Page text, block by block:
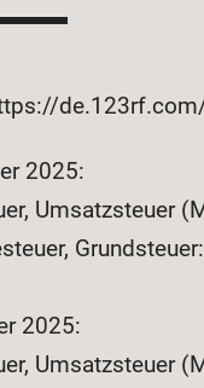
2025:
Umsatzsteuer
2025:
Umsatzsteuer